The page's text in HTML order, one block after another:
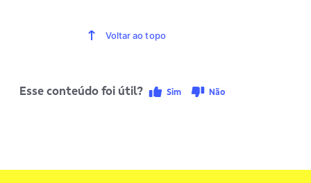
Voltar ao topo
Esse conteúdo foi útil? Sim Não